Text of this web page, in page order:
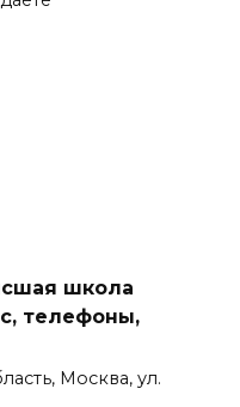
школа
телефоны,
Москва, ул.